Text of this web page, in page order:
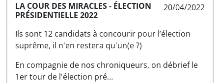
20/04/2022
LA COUR DES MIRACLES - ÉLECTION
PRÉSIDENTIELLE 2022
Ils sont 12 candidats à concourir pour l’élection
suprême, il n'en restera qu'un(e ?)
En compagnie de nos chroniqueurs, on débrief le
1er tour de l'élection pré…